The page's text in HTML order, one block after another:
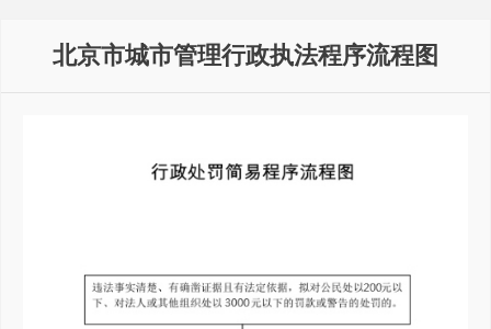
北京市城市管理行政执法程序流程图